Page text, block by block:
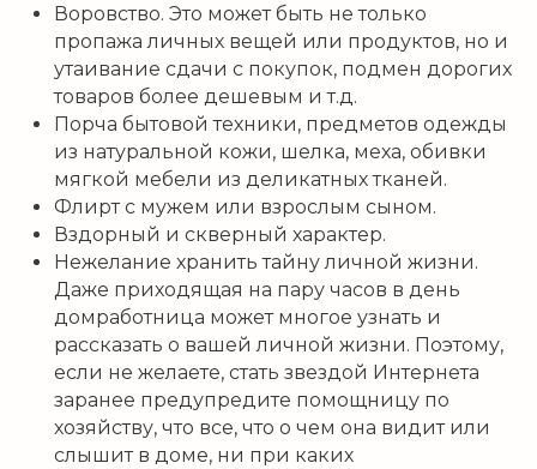
Воровство. Это может быть не только
пропажа личных вещей или продуктов, но и
утаивание сдачи с покупок, подмен дорогих
товаров более дешевым и т.д.
Порча бытовой техники, предметов одежды
из натуральной кожи, шелка, меха, обивки
мягкой мебели из деликатных тканей.
Флирт с мужем или взрослым сыном.
Вздорный и скверный характер.
Нежелание хранить тайну личной жизни.
Даже приходящая на пару часов в день
домработница может многое узнать и
рассказать о вашей личной жизни. Поэтому,
если не желаете, стать звездой Интернета
заранее предупредите помощницу по
хозяйству, что все, что о чем она видит или
слышит в доме, ни при каких